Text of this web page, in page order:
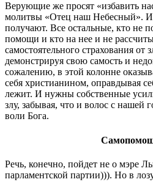
Верующие же просят «избавить
молитвы «Отец наш Небесный». И
получают. Все остальные, кто не
помощи и кто на нее и не
самостоятельного страхования от
демонстрируя свою самость и
сожалению, в этой колонне
себя христианином, оправдывая
лежит. И нужны собственные
злу, забывая, что и волос с нашей
воли Бога.
Речь, конечно, пойдет не о мэре
парламентской партии))). Но в